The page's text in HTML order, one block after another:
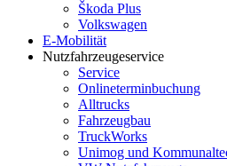
Škoda Plus
Volkswagen
E-Mobilität
Nutzfahrzeugeservice
Service
Onlineterminbuchung
Alltrucks
Fahrzeugbau
TruckWorks
Unimog und